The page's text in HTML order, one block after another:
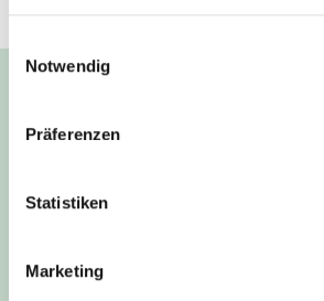
Notwendig
Präferenzen
Statistiken
Marketing
Energie für
Unser
nachhaltige Welt.